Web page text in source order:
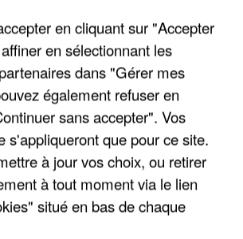
CES CANICULES, LES REFUGES
SONT...
en cliquant sur "Accepter
en sélectionnant les
dans "Gérer mes
également refuser en
sans accepter". Vos
s'appliqueront que pour ce site.
à jour vos choix, ou retirer
à tout moment via le lien
situé en bas de chaque